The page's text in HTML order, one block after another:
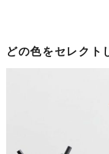
どの色をセレクト